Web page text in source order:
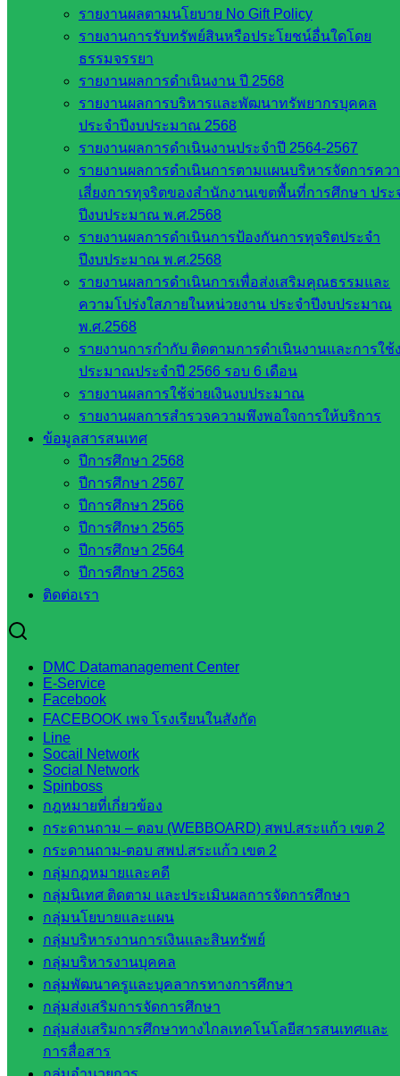
รายงานผลตามนโยบาย No Gift Policy
รายงานการรับทรัพย์สินหรือประโยชน์อื่นใดโดย
ธรรมจรรยา
รายงานผลการดำเนินงาน ปี 2568
รายงานผลการบริหารและพัฒนาทรัพยากรบุคคล
ประจำปีงบประมาณ 2568
รายงานผลการดำเนินงานประจำปี 2564-2567
รายงานผลการดำเนินการตามแผนบริหารจัดการคว
เสี่ยงการทุจริตของสำนักงานเขตพื้นที่การศึกษา ประ
ปีงบประมาณ พ.ศ.2568
รายงานผลการดำเนินการป้องกันการทุจริตประจำ
ปีงบประมาณ พ.ศ.2568
รายงานผลการดำเนินการเพื่อส่งเสริมคุณธรรมและ
ความโปร่งใสภายในหน่วยงาน ประจำปีงบประมาณ
พ.ศ.2568
รายงานการกำกับ ติดตามการดำเนินงานและการใช้
ประมาณประจำปี 2566 รอบ 6 เดือน
รายงานผลการใช้จ่ายเงินงบประมาณ
รายงานผลการสำรวจความพึงพอใจการให้บริการ
ข้อมูลสารสนเทศ
ปีการศึกษา 2568
ปีการศึกษา 2567
ปีการศึกษา 2566
ปีการศึกษา 2565
ปีการศึกษา 2564
ปีการศึกษา 2563
ติดต่อเรา
DMC Datamanagement Center
E-Service
Facebook
FACEBOOK เพจ โรงเรียนในสังกัด
Line
Socail Network
Social Network
Spinboss
กฎหมายที่เกี่ยวข้อง
กระดานถาม – ตอบ (WEBBOARD) สพป.สระแก้ว เขต 2
กระดานถาม-ตอบ สพป.สระแก้ว เขต 2
กลุ่มกฎหมายและคดี
กลุ่มนิเทศ ติดตาม และประเมินผลการจัดการศึกษา
กลุ่มนโยบายและแผน
กลุ่มบริหารงานการเงินและสินทรัพย์
กลุ่มบริหารงานบุคคล
กลุ่มพัฒนาครูและบุคลากรทางการศึกษา
กลุ่มส่งเสริมการจัดการศึกษา
กลุ่มส่งเสริมการศึกษาทางไกลเทคโนโลยีสารสนเทศและ
การสื่อสาร
ประเทศไทย
เว็บไซต์
สำนักต่าง
ๆ ใน
เว็บไซต์
สพม. ใน
เว็บไซต์
สพป. ใน
สังกัด
กรมบัญชี
กลาง
สำนักงาน
ส.ก.ส.ค
หน่วยงาน
ในจังหวัด
สระแก้ว
จังหวัด
สระแก้ว
องค์การ
จังหวัด
สระแก้ว
ศึกษาธิการ
จังหวัด
สระแก้ว
สำนักงาน
ส.ก.ส.ค.
จังหวัด
สระแก้ว
เขต 1
สพป.สระแก้ว
เขต 2
โรงเรียน
ในสังกัด
สพป.สระแก้ว
เขต 1
โรงเรียน